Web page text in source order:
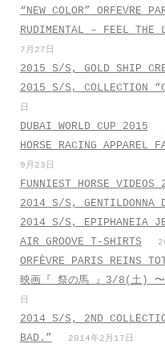
“NEW COLOR” ORFEVRE
RUDIMENTAL – FEEL THE
7月27日
2015 S/S, GOLD SHIP
2015 S/S, COLLECTION
日
DUBAI WORLD CUP 2015
HORSE RACING APPAREL
9月23日
FUNNIEST HORSE VIDEOS
2014 S/S, GENTILDONNA
2014 S/S, EPIPHANEIA
AIR GROOVE T-SHIRTS
ORFÈVRE PARIS REINS
映画『 祭の馬 』3/8(土) 〜
日
2014 S/S, 2ND
BAD.”
2014年2月17日